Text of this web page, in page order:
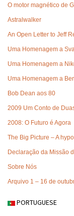
O motor magnético de
Astralwalker
An Open Letter to Jeff
Uma Homenagem a
Uma Homenagem a
Uma Homenagem a
Bob Dean aos 80
2009 Um Conto de
2008: O Futuro é Agora
The Big Picture – A
Declaração da Missão
Sobre Nós
Arquivo 1 – 16 de
PORTUGUESE